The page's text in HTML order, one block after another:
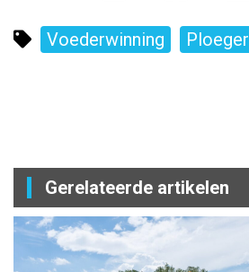
Voederwinning Ploeger
Gerelateerde artikelen